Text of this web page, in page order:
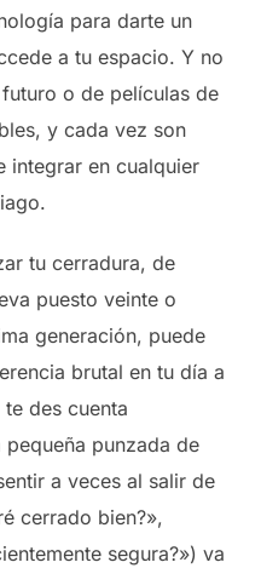
para darte un
a tu espacio. Y no
o de películas de
y cada vez son
integrar en cualquier
tu cerradura, de
puesto veinte o
generación, puede
brutal en tu día a
des cuenta
punzada de
a veces al salir de
cerrado bien?»,
segura?») va